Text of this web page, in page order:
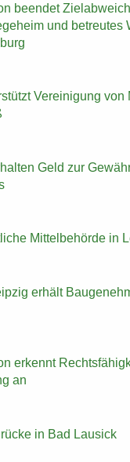
be­en­det
und be­treu­tes
Ver­ei­ni­gung von
Geld zur
Mit­tel­be­hör­de in
er­hält
er­kennt
an
in Bad Lau­sick